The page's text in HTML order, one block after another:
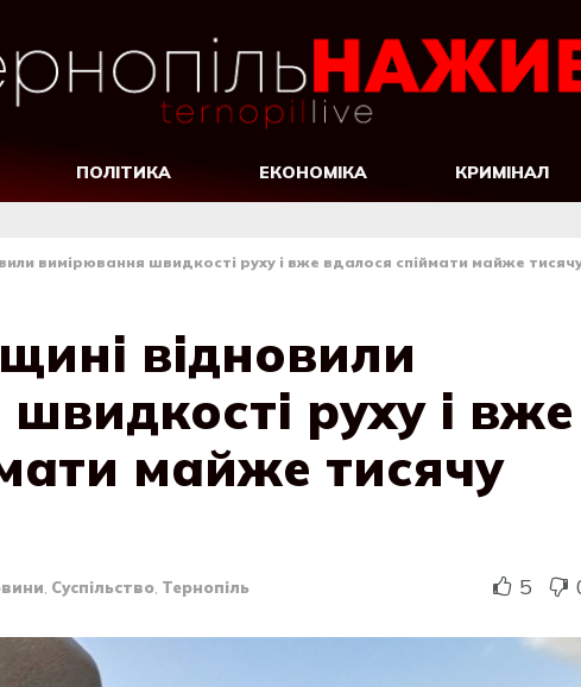
ПОЛІТИКА ЕКОНОМІКА КРИМІНАЛ
вимірювання швидкості руху і вже вдалося спіймати майже
відновили
руху і вже
майже тисячу
, Суспільство, Тернопіль 5